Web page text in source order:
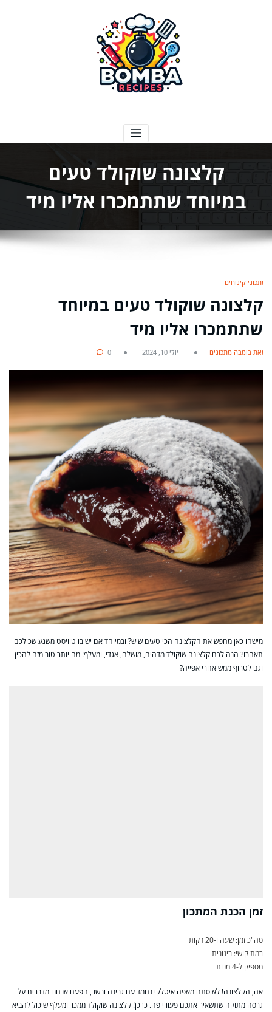
קלצונה שוקולד טעים
במיוחד שתתמכרו אליו מיד
מתכוני קינוחים
קלצונה שוקולד טעים במיוחד
שתתמכרו אליו מיד
מאת בומבה מתכונים יולי 10, 2024 0
מישהו כאן מחפש את הקלצונה הכי טעים שיש? ובמיוחד אם יש בו טוויסט משגע שכולכם
תאהבו? הנה לכם קלצונה שוקולד מדהים, מושלם, אגדי, ומעלף! מה יותר טוב מזה להכין
וגם לטרוף ממש אחרי אפייה?
זמן הכנת המתכון
סה"כ זמן: שעה ו-20 דקות
רמת קושי: בינונית
מספיק ל-4 מנות
אה, הקלצונה! לא סתם מאפה איטלקי נחמד עם גבינה ובשר, הפעם אנחנו מדברים על
גרסה מתוקה שתשאיר אתכם פעורי פה. כן כן! קלצונה שוקולד ממכר ומעלף שיכול להביא